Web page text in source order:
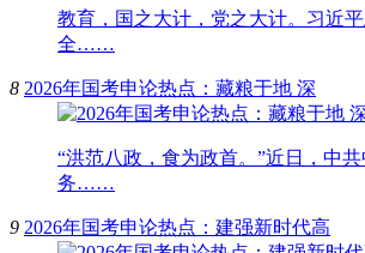
教育，国之大计，党之大计。习近
全……
8 2026年国考申论热点：藏粮于地 深
“洪范八政，食为政首。”近日，中
务……
9 2026年国考申论热点：建强新时代高